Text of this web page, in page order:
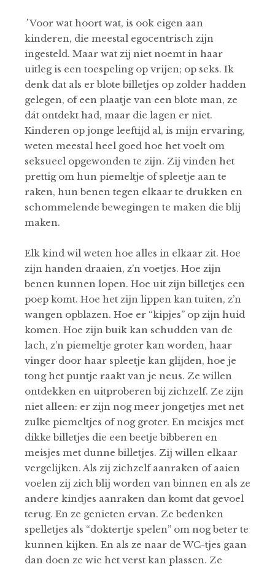
’Voor wat hoort wat, is ook eigen aan
kinderen, die meestal egocentrisch zijn
ingesteld. Maar wat zij niet noemt in haar
uitleg is een toespeling op vrijen; op seks. Ik
denk dat als er blote billetjes op zolder hadden
gelegen, of een plaatje van een blote man, ze
dát ontdekt had, maar die lagen er niet.
Kinderen op jonge leeftijd al, is mijn ervaring,
weten meestal heel goed hoe het voelt om
seksueel opgewonden te zijn. Zij vinden het
prettig om hun piemeltje of spleetje aan te
raken, hun benen tegen elkaar te drukken en
schommelende bewegingen te maken die blij
maken.
Elk kind wil weten hoe alles in elkaar zit. Hoe
zijn handen draaien, z’n voetjes. Hoe zijn
benen kunnen lopen. Hoe uit zijn billetjes een
poep komt. Hoe het zijn lippen kan tuiten, z’n
wangen opblazen. Hoe er “kipjes” op zijn huid
komen. Hoe zijn buik kan schudden van de
lach, z’n piemeltje groter kan worden, haar
vinger door haar spleetje kan glijden, hoe je
tong het puntje raakt van je neus. Ze willen
ontdekken en uitproberen bij zichzelf. Ze zijn
niet alleen: er zijn nog meer jongetjes met net
zulke piemeltjes of nog groter. En meisjes met
dikke billetjes die een beetje bibberen en
meisjes met dunne billetjes. Zij willen elkaar
vergelijken. Als zij zichzelf aanraken of aaien
voelen zij zich blij worden van binnen en als ze
andere kindjes aanraken dan komt dat gevoel
terug. En ze genieten ervan. Ze bedenken
spelletjes als “doktertje spelen” om nog beter te
kunnen kijken. En als ze naar de WC-tjes gaan
dan doen ze wie het verst kan plassen. Ze